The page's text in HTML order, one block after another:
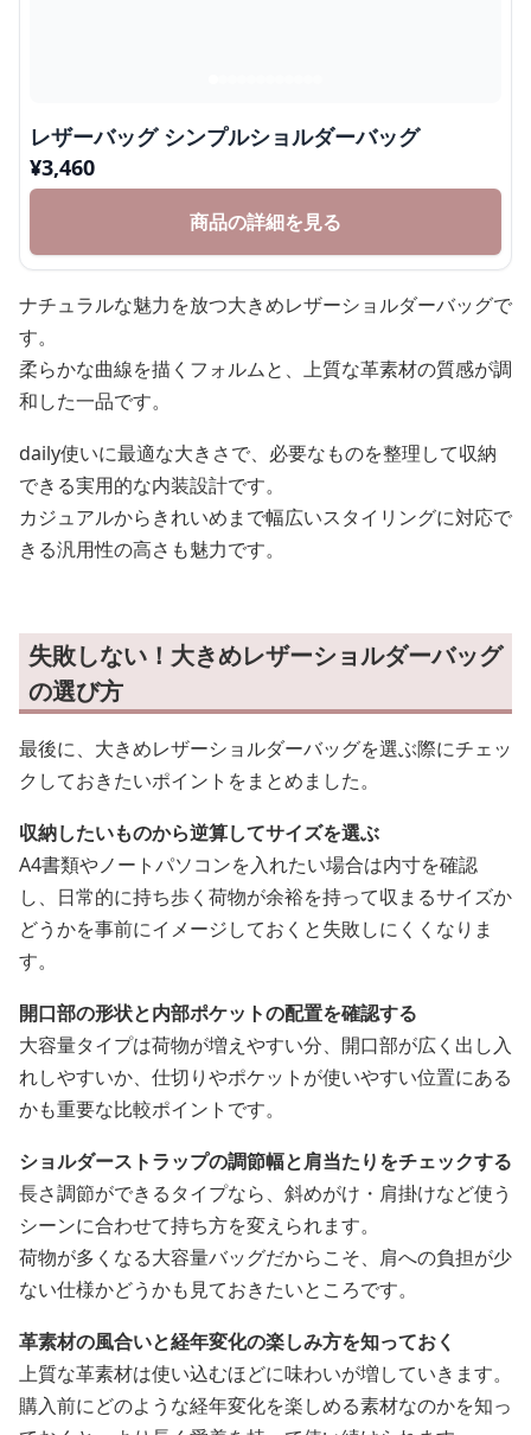
レザーバッグ シンプルショルダーバッグ
¥3,460
商品の詳細を見る
ナチュラルな魅力を放つ大きめレザーショルダーバッグで
す。
柔らかな曲線を描くフォルムと、上質な革素材の質感が調
和した一品です。
daily使いに最適な大きさで、必要なものを整理して収納
できる実用的な内装設計です。
カジュアルからきれいめまで幅広いスタイリングに対応で
きる汎用性の高さも魅力です。
失敗しない！大きめレザーショルダーバッグ
の選び方
最後に、大きめレザーショルダーバッグを選ぶ際にチェッ
クしておきたいポイントをまとめました。
収納したいものから逆算してサイズを選ぶ
A4書類やノートパソコンを入れたい場合は内寸を確認
し、日常的に持ち歩く荷物が余裕を持って収まるサイズか
どうかを事前にイメージしておくと失敗しにくくなりま
す。
開口部の形状と内部ポケットの配置を確認する
大容量タイプは荷物が増えやすい分、開口部が広く出し入
れしやすいか、仕切りやポケットが使いやすい位置にある
かも重要な比較ポイントです。
ショルダーストラップの調節幅と肩当たりをチェックする
長さ調節ができるタイプなら、斜めがけ・肩掛けなど使う
シーンに合わせて持ち方を変えられます。
荷物が多くなる大容量バッグだからこそ、肩への負担が少
ない仕様かどうかも見ておきたいところです。
革素材の風合いと経年変化の楽しみ方を知っておく
上質な革素材は使い込むほどに味わいが増していきます。
購入前にどのような経年変化を楽しめる素材なのかを知っ